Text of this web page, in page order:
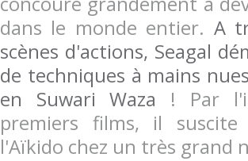
dans le monde entier. A
scènes d'actions, Seagal
de techniques à mains
en Suwari Waza ! Par
premiers films, il
l'Aïkido chez un très grand